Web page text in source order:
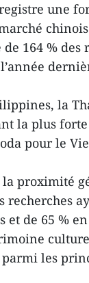
une
164 % des
la
la plus
pour le
proximité
de 65 %
les